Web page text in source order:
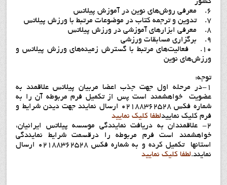
6. معرفی روش‌های نوین در آموزش پیلاتس
7. تدوین و ترجمه کتاب در موضوعات مرتبط با ورزش پیلاتس
8. معرفی ابزارهای آموزشی در ورزش پیلاتس
9. برگزاری مسابقات ورزشی
10. فعاليت‌هاي مرتبط با گسترش زمينه‌هاي ورزش پيلاتس و
ورزش‌هاي نوين
توجه:
1-در مرحله اول جهت جذب اعضا مربيان پيلاتس علاقمند به
عضويت خواهشمند است پس از تکميل فرم مربوطه آن را به
شماره فکس 02188362528 ارسال نمايند جهت ديدن شرايط و
فرم کليک نماييدلطفا کلیک نمایید
2- علاقمندان به دریافت نمایندگی موسسه پيلاتس ايرانيان،
خواهشمند است فرم مربوطه را درقسمت شرايط نمايندگي
استانها تکمیل کرده و به شماره فکس 02188362528 ارسال
نمایند.لطفا کلیک نمایید